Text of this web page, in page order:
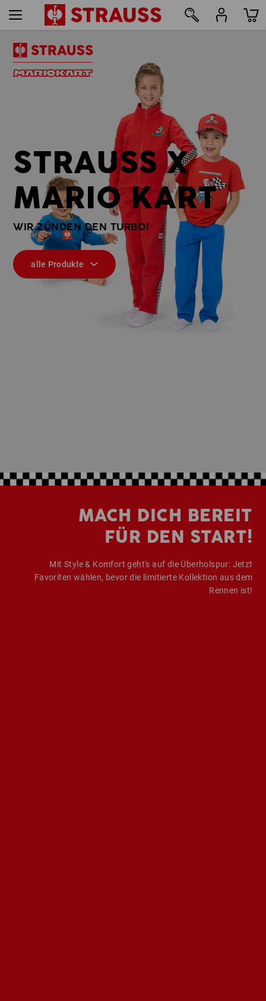
STRAUSS X
MARIO KART
WIR ZÜNDEN DEN TURBO!
alle Produkte
MACH DICH BEREIT
FÜR DEN START!
Mit Style & Komfort geht's auf die Überholspur: Jetzt
Favoriten wählen, bevor die limitierte Kollektion aus dem
Rennen ist!